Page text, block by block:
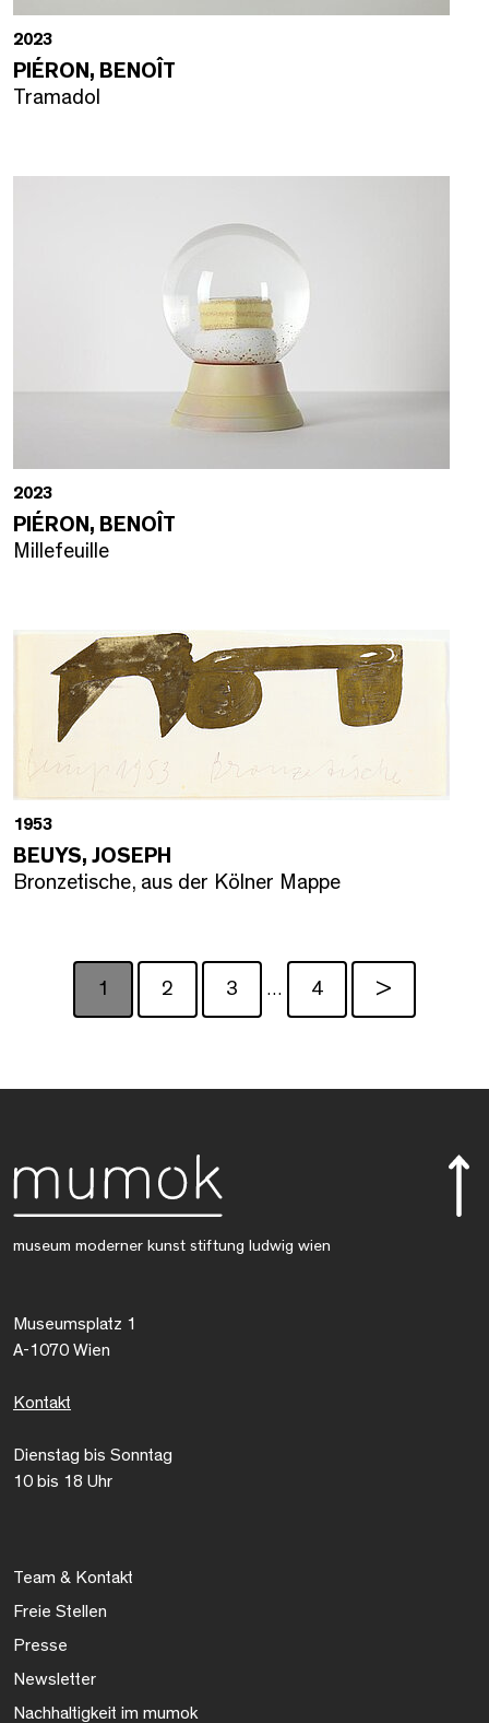
2023
PIÉRON, BENOÎT
Tramadol
2023
PIÉRON, BENOÎT
Millefeuille
1953
BEUYS, JOSEPH
Bronzetische, aus der Kölner Mappe
1 2 3 … 4 >
museum moderner kunst stiftung ludwig wien
Museumsplatz 1
A-1070 Wien
Kontakt
Dienstag bis Sonntag
10 bis 18 Uhr
Team & Kontakt
Freie Stellen
Presse
Newsletter
Nachhaltigkeit im mumok